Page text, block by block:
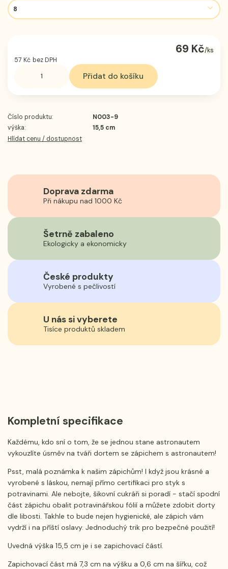
69 Kč/ks
57 Kč bez DPH
Přidat do košíku
Číslo produktu:
N003-9
výška:
15,5 cm
Hlídat cenu / dostupnost
Doprava zdarma
Při nákupu nad 1000 Kč
Šetrně zabaleno
Ekologicky a ekonomicky
České produkty
Vyrobené s pečlivostí
U nás si vyberete
Tisíce produktů skladem
Kompletní specifikace
Každému, kdo sní o tom, že se jednou stane astronautem
vykouzlíte úsměv na tváři dortem se zápichem s astronautem!
Psst, malá poznámka k našim zápichům! I když jsou krásné a
vyrobené s láskou, nemají přímo certifikaci pro styk s
potravinami. Ale nebojte, šikovní cukráři si poradí - stačí spodní
část zápichu obalit potravinářskou fólií a můžete zdobit dorty
dle libosti. Takhle to bude nejen hygienické, ale zápich vám
vydrží i na příští oslavy. Jednoduchý trik pro bezpečné použití!
Uvedná výška 15,5 cm je i se zapichovací částí.
Zapichovací část má 7,3 cm na výšku a 0,6 cm na šířku, což